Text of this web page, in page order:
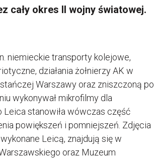
cały okres II wojny światowej.
niemieckie transporty kolejowe,
działania żołnierzy AK w
Warszawy oraz zniszczoną po
wykonywał mikrofilmy dla
Leica stanowiła wówczas część
powiększeń i pomniejszeń. Zdjęcia
Leicą, znajdują się w
oraz Muzeum